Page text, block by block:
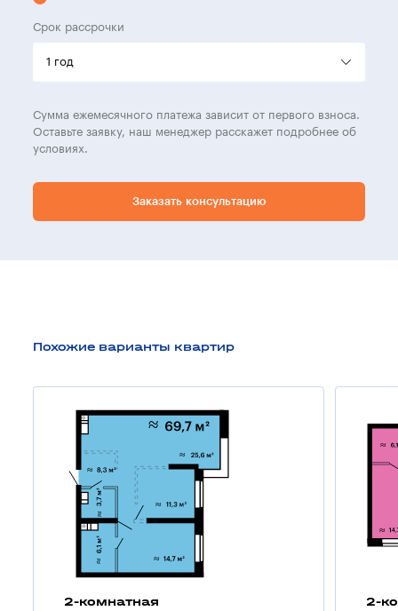
Срок рассрочки
Сумма ежемесячного платежа зависит от первого взноса.
Оставьте заявку, наш менеджер расскажет подробнее об
условиях.
Заказать консультацию
Похожие варианты квартир
2-комнатная
2-